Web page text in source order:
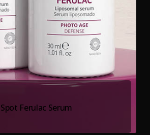
Spot Ferulac Serum